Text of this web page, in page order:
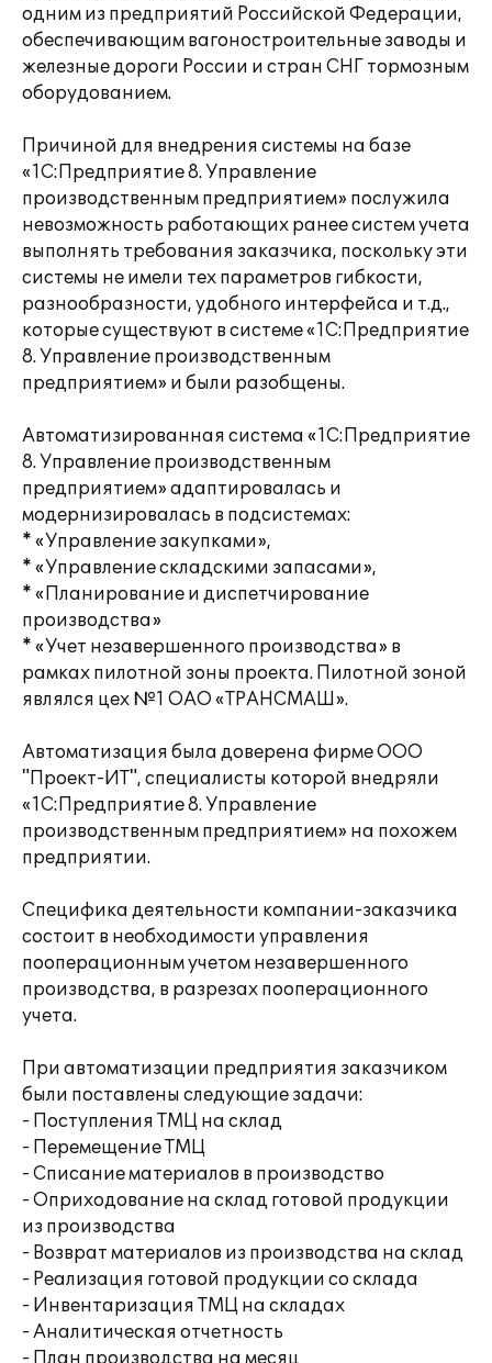
одним из предприятий Российской Федерации,
обеспечивающим вагоностроительные заводы и
железные дороги России и стран СНГ тормозным
оборудованием.
Причиной для внедрения системы на базе
«1С:Предприятие 8. Управление
производственным предприятием» послужила
невозможность работающих ранее систем учета
выполнять требования заказчика, поскольку эти
системы не имели тех параметров гибкости,
разнообразности, удобного интерфейса и т.д.,
которые существуют в системе «1С:Предприятие
8. Управление производственным
предприятием» и были разобщены.
Автоматизированная система «1С:Предприятие
8. Управление производственным
предприятием» адаптировалась и
модернизировалась в подсистемах:
* «Управление закупками»,
* «Управление складскими запасами»,
* «Планирование и диспетчирование
производства»
* «Учет незавершенного производства» в
рамках пилотной зоны проекта. Пилотной зоной
являлся цех №1 ОАО «ТРАНСМАШ».
Автоматизация была доверена фирме ООО
"Проект-ИТ", специалисты которой внедряли
«1С:Предприятие 8. Управление
производственным предприятием» на похожем
предприятии.
Специфика деятельности компании-заказчика
состоит в необходимости управления
пооперационным учетом незавершенного
производства, в разрезах пооперационного
учета.
При автоматизации предприятия заказчиком
были поставлены следующие задачи:
- Поступления ТМЦ на склад
- Перемещение ТМЦ
- Списание материалов в производство
- Оприходование на склад готовой продукции
из производства
- Возврат материалов из производства на склад
- Реализация готовой продукции со склада
- Инвентаризация ТМЦ на складах
- Аналитическая отчетность
- План производства на месяц